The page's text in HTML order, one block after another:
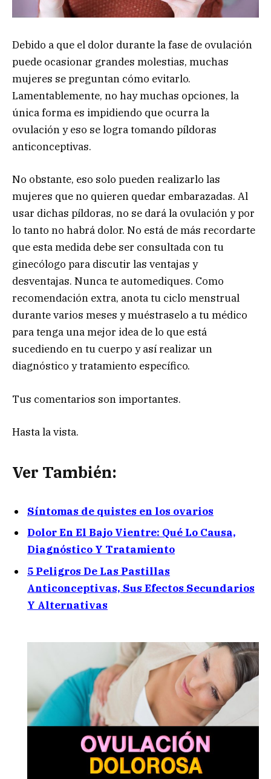
Debido a que el dolor durante la fase de ovulación
puede ocasionar grandes molestias, muchas
mujeres se preguntan cómo evitarlo.
Lamentablemente, no hay muchas opciones, la
única forma es impidiendo que ocurra la
ovulación y eso se logra tomando píldoras
anticonceptivas.
No obstante, eso solo pueden realizarlo las
mujeres que no quieren quedar embarazadas. Al
usar dichas píldoras, no se dará la ovulación y por
lo tanto no habrá dolor. No está de más recordarte
que esta medida debe ser consultada con tu
ginecólogo para discutir las ventajas y
desventajas. Nunca te automediques. Como
recomendación extra, anota tu ciclo menstrual
durante varios meses y muéstraselo a tu médico
para tenga una mejor idea de lo que está
sucediendo en tu cuerpo y así realizar un
diagnóstico y tratamiento específico.
Tus comentarios son importantes.
Hasta la vista.
Ver También:
Síntomas de quistes en los ovarios
Dolor En El Bajo Vientre: Qué Lo Causa,
Diagnóstico Y Tratamiento
5 Peligros De Las Pastillas
Anticonceptivas, Sus Efectos Secundarios
Y Alternativas